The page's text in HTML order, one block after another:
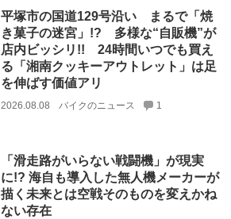
平塚市の国道129号沿い まるで「焼
き菓子の迷宮」!? 多様な“自販機”が
店内ビッシリ!! 24時間いつでも買え
る「湘南クッキーアウトレット」は足
を伸ばす価値アリ
2026.08.08 バイクのニュース 1
「滑走路がいらない戦闘機」が現実
に!? 海自も導入した無人機メーカーが
描く未来とは空戦そのものを変えかね
ない存在